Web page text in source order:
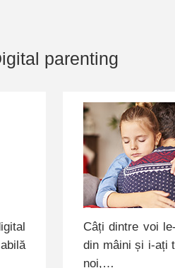
parenting
Câți dintre voi
din mâini și i-ați
noi,…